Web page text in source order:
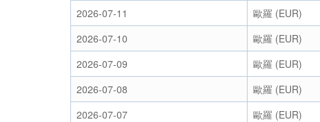
2026-07-11
歐羅 (EUR)
2026-07-10
歐羅 (EUR)
2026-07-09
歐羅 (EUR)
2026-07-08
歐羅 (EUR)
2026-07-07
歐羅 (EUR)